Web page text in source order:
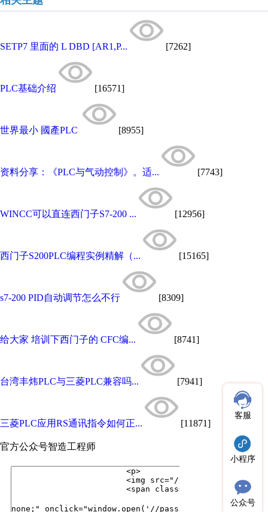
SETP7 里面的 L DBD [AR1,P... [7262]
PLC基础介绍 [16571]
世界最小 國產PLC [8955]
资料分享：《PLC与气动控制》。适... [7743]
WINCC可以直连西门子S7-200 ... [12956]
西门子S200PLC编程实例精解（... [15165]
s7-200 PID自动调节怎么不行 [8309]
给大家 培训下西门子的 CFC编... [8741]
台湾丰炜PLC与三菱PLC兼容吗... [7941]
三菱PLC应用RS通讯指令如何正... [11871]
官方公众号智造工程师
客服
小程序
公众号